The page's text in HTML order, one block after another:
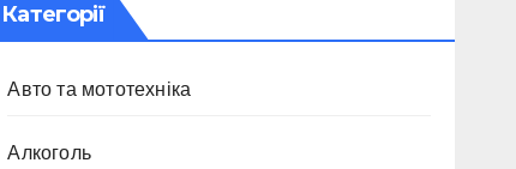
Категорії
Авто та мототехніка
Алкоголь